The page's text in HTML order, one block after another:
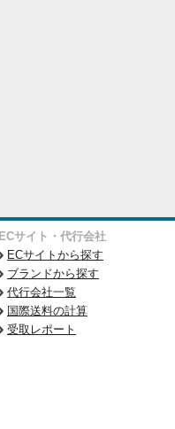
ECサイト・代行会社
ECサイトから探す
ブランドから探す
代行会社一覧
国際送料の計算
受取レポート